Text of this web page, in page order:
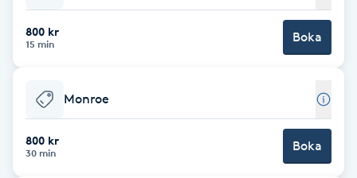
Fettreducering
Fibromassage
Fillers
800 kr
15 min Boka
Monroe
800 kr
30 min Boka